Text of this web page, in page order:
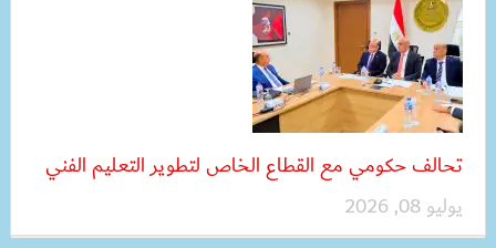
تحالف حكومي مع القطاع الخاص لتطوير التعليم الفني
يوليو 08, 2026